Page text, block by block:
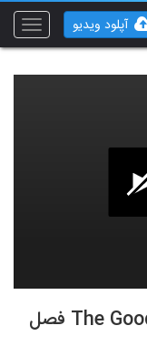
Toggle
آپلود ویدیو
دانلود سریال مبارزه خوب The Good Fight فصل